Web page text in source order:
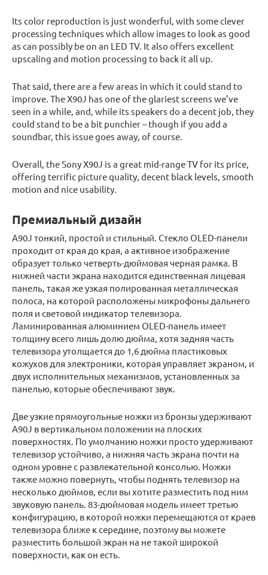
Its color reproduction is just wonderful, with some clever
processing techniques which allow images to look as good
as can possibly be on an LED TV. It also offers excellent
upscaling and motion processing to back it all up.
That said, there are a few areas in which it could stand to
improve. The X90J has one of the glariest screens we’ve
seen in a while, and, while its speakers do a decent job, they
could stand to be a bit punchier – though if you add a
soundbar, this issue goes away, of course.
Overall, the Sony X90J is a great mid-range TV for its price,
offering terrific picture quality, decent black levels, smooth
motion and nice usability.
Премиальный дизайн
A90J тонкий, простой и стильный. Стекло OLED-панели
проходит от края до края, а активное изображение
образует только четверть-дюймовая черная рамка. В
нижней части экрана находится единственная лицевая
панель, такая же узкая полированная металлическая
полоса, на которой расположены микрофоны дальнего
поля и световой индикатор телевизора.
Ламинированная алюминием OLED-панель имеет
толщину всего лишь долю дюйма, хотя задняя часть
телевизора утолщается до 1,6 дюйма пластиковых
кожухов для электроники, которая управляет экраном, и
двух исполнительных механизмов, установленных за
панелью, которые обеспечивают звук.
Две узкие прямоугольные ножки из бронзы удерживают
A90J в вертикальном положении на плоских
поверхностях. По умолчанию ножки просто удерживают
телевизор устойчиво, а нижняя часть экрана почти на
одном уровне с развлекательной консолью. Ножки
также можно повернуть, чтобы поднять телевизор на
несколько дюймов, если вы хотите разместить под ним
звуковую панель. 83-дюймовая модель имеет третью
конфигурацию, в которой ножки перемещаются от краев
телевизора ближе к середине, поэтому вы можете
разместить большой экран на не такой широкой
поверхности, как он есть.